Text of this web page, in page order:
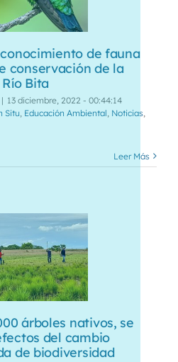
de fauna
conservación de la
Bita
| 13 diciembre, 2022 - 00:44:14
Situ Educación Ambiental Noticias
Leer Más
árboles nativos, se
del cambio
de biodiversidad